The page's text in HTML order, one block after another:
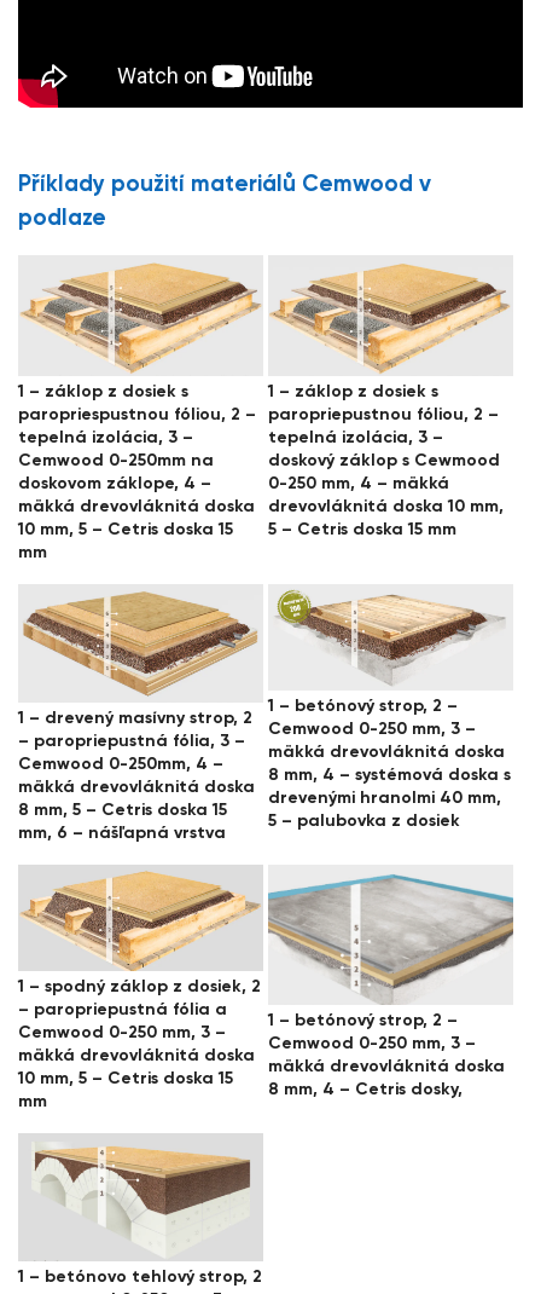
Příklady použití materiálů Cemwood v
podlaze
1 – záklop z dosiek s
paropriespustnou fóliou, 2 –
tepelná izolácia, 3 –
Cemwood 0-250mm na
doskovom záklope, 4 –
mäkká drevovláknitá doska
10 mm, 5 – Cetris doska 15
mm
1 – záklop z dosiek s
paropriepustnou fóliou, 2 –
tepelná izolácia, 3 –
doskový záklop s Cewmood
0-250 mm, 4 – mäkká
drevovláknitá doska 10 mm,
5 – Cetris doska 15 mm
1 – drevený masívny strop, 2
– paropriepustná fólia, 3 –
Cemwood 0-250mm, 4 –
mäkká drevovláknitá doska
8 mm, 5 – Cetris doska 15
mm, 6 – nášľapná vrstva
1 – betónový strop, 2 –
Cemwood 0-250 mm, 3 –
mäkká drevovláknitá doska
8 mm, 4 – systémová doska s
drevenými hranolmi 40 mm,
5 – palubovka z dosiek
1 – spodný záklop z dosiek, 2
– paropriepustná fólia a
Cemwood 0-250 mm, 3 –
mäkká drevovláknitá doska
10 mm, 5 – Cetris doska 15
mm
1 – betónový strop, 2 –
Cemwood 0-250 mm, 3 –
mäkká drevovláknitá doska
8 mm, 4 – Cetris dosky,
1 – betónovo tehlový strop, 2